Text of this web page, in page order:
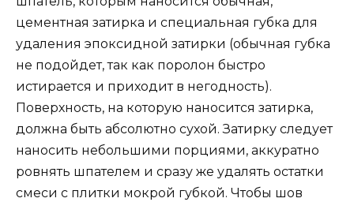
цементная затирка и специальная губка для
удаления эпоксидной затирки (обычная губка
не подойдет, так как поролон быстро
истирается и приходит в негодность).
Поверхность, на которую наносится затирка,
должна быть абсолютно сухой. Затирку следует
наносить небольшими порциями, аккуратно
ровнять шпателем и сразу же удалять остатки
смеси с плитки мокрой губкой. Чтобы шов